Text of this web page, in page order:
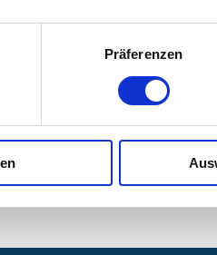
Präferenzen
ABC am Campus Nord